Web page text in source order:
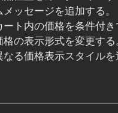
ッセージを追加する。
ート内の価格を条件付
格の表示形式を変更する
なる価格表示スタイル